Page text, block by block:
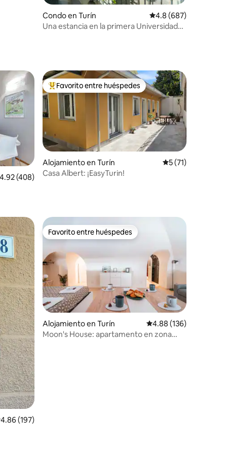
Condo en Turín Calificación
4.8 (687)
Una estancia en la primera Universidad
promedio: 4.92 de 5, 408 reseñas
4.92 (408)
Favorito entre huéspedes preferido
Favorito entre huéspedes
Alojamiento en Turín Calificación
5 (71)
Casa Albert: ¡EasyTurin!
promedio: 4.86 de 5, 197 reseñas
4.86 (197)
Favorito entre huéspedes
Favorito entre huéspedes
Alojamiento en Turín Calificación promedio:
4.88 (136)
Moon's House: apartamento en zona